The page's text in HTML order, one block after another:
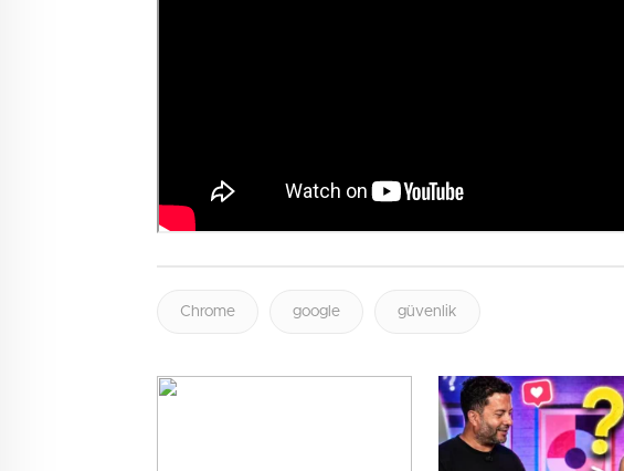
Chrome google güvenlik